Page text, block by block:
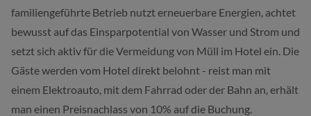
familiengeführte Betrieb nutzt erneuerbare Energien, achtet
bewusst auf das Einsparpotential von Wasser und Strom und
setzt sich aktiv für die Vermeidung von Müll im Hotel ein. Die
Gäste werden vom Hotel direkt belohnt - reist man mit
einem Elektroauto, mit dem Fahrrad oder der Bahn an, erhält
man einen Preisnachlass von 10% auf die Buchung.